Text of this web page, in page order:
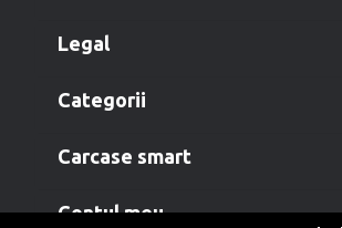
legal
categorii
carcase smart
contul meu